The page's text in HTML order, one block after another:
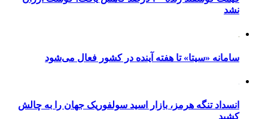
نشد
سامانه «سیتا» تا هفته آینده در کشور فعال می‌شود
انسداد تنگه هرمز، بازار اسید سولفوریک جهان را به چالش
کشید